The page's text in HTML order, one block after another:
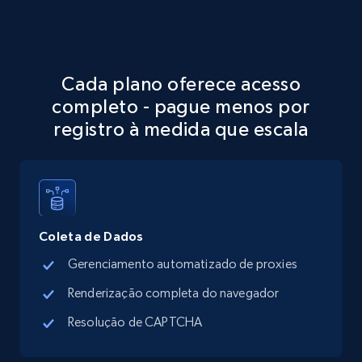
more.
13.3K+
Google Maps full information - discover
Address, Description, Business details, and
13.3K+ 1.7K+
Cada plano oferece acesso
completo - pague menos por
registro à medida que escala
Coleta de Dados
Gerenciamento automatizado de proxies
Renderização completa do navegador
Resolução de CAPTCHA